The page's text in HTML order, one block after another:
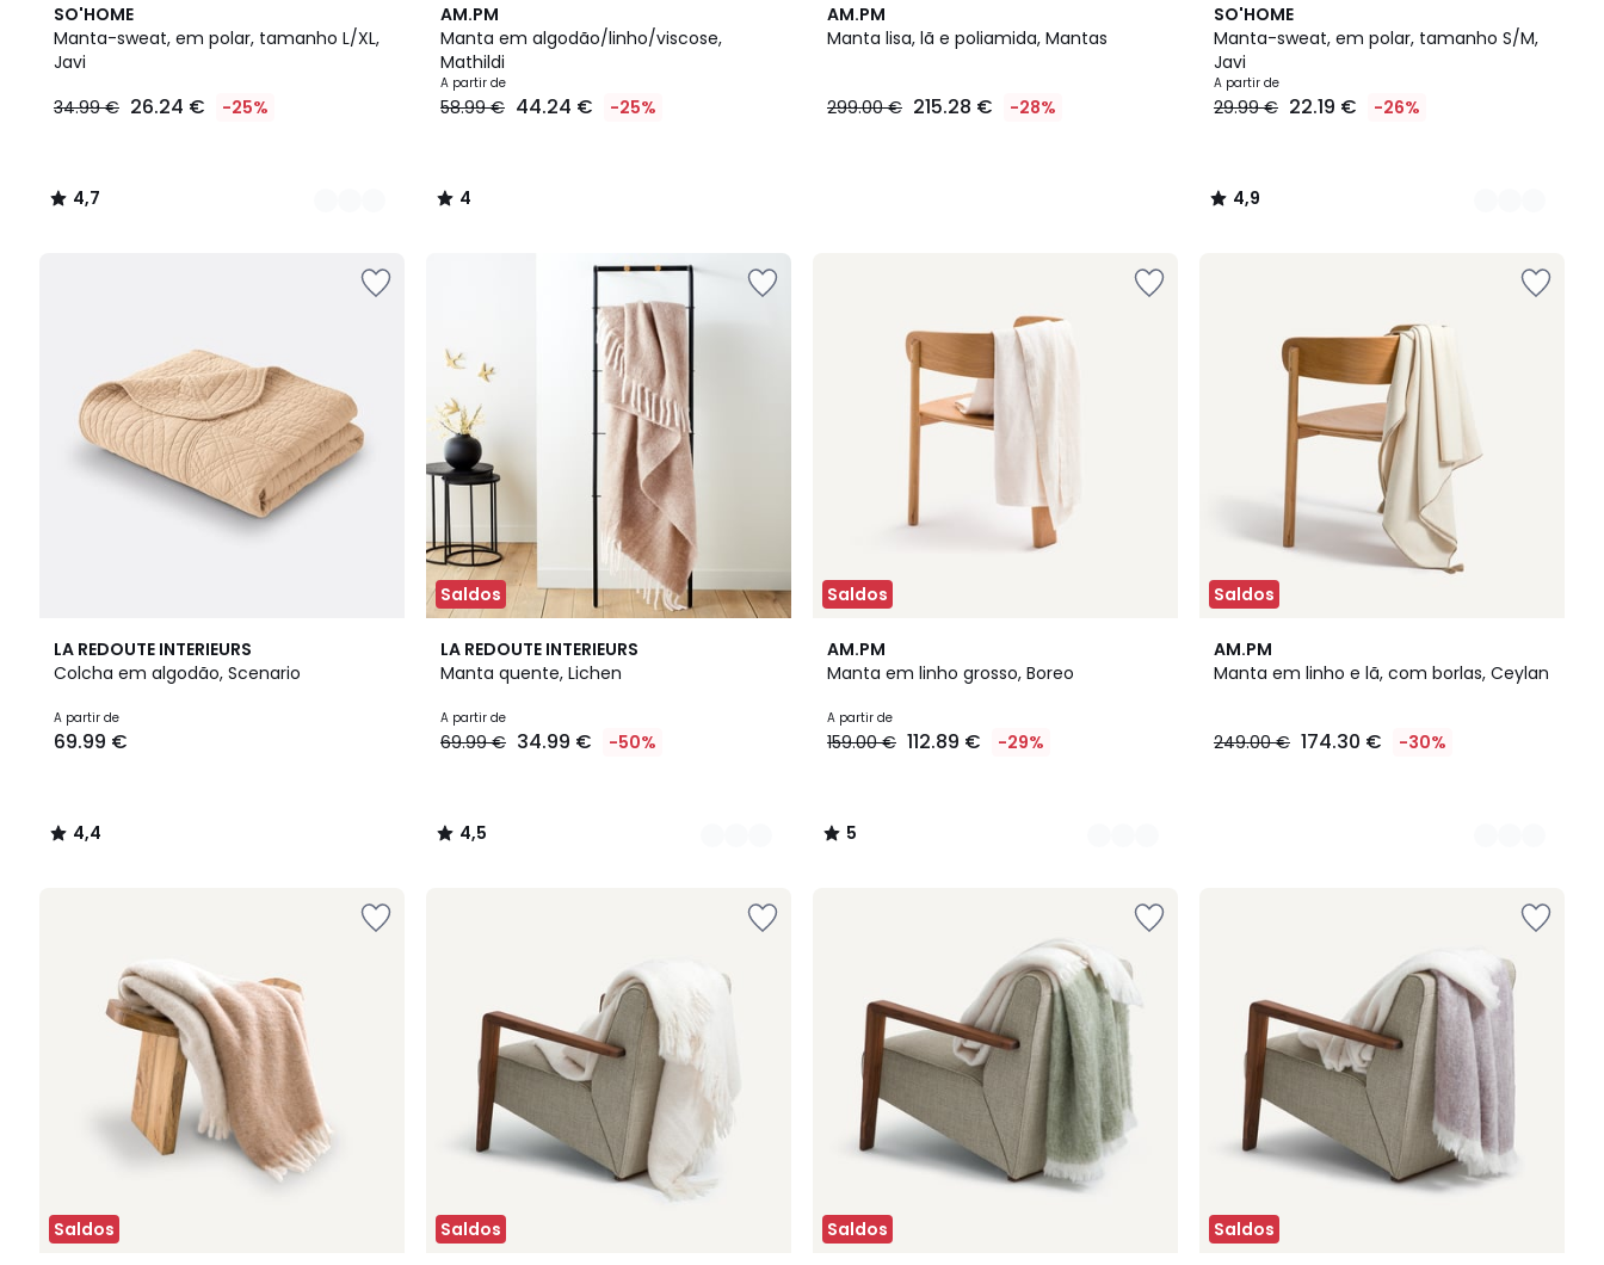
SO'HOME
Manta-sweat, em polar, tamanho L/XL,
Javi
34.99 € 26.24 € -25%
4,7
/ 5
9
Cores
4,7
/
AM.PM
Manta em algodão/linho/viscose,
Mathildi
A partir de
58.99 € 44.24 € -25%
4
/
5
4
/
AM.PM
Manta lisa, lã e poliamida, Mantas
299.00 € 215.28 € -28%
SO'HOME
Manta-sweat, em polar, tamanho S/M,
Javi
A partir de
29.99 € 22.19 € -26%
4,9
/ 5
9
Cores
4,9
/
LA REDOUTE INTERIEURS
Colcha em algodão, Scenario
A partir de
69.99 €
4,4
/ 5
4,4
/
Saldos
LA REDOUTE INTERIEURS
Manta quente, Lichen
A partir de
69.99 € 34.99 € -50%
4,5
/ 5
5
Cores
4,5
/
Saldos
AM.PM
Manta em linho grosso, Boreo
A partir de
159.00 € 112.89 € -29%
5
/
7
Cores
5
/
Saldos
AM.PM
Manta em linho e lã, com borlas, Ceylan
249.00 € 174.30 € -30%
2
Cores
Saldos Saldos Saldos Saldos